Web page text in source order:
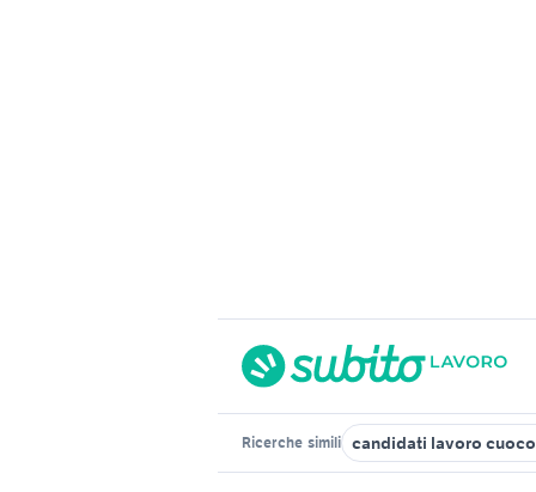
Ricerche simili candidati lavoro